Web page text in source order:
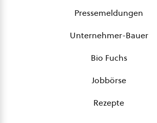
Pressemeldungen
Unternehmer-Bauer
Bio Fuchs
Jobbörse
Rezepte